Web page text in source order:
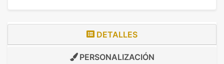
DETALLES
PERSONALIZACIÓN